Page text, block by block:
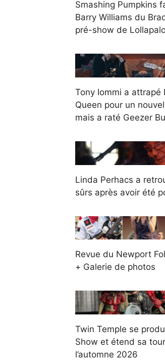
Smashing Pumpkins
Barry Williams du
pré-show de
Tony Iommi a attrapé
Queen pour un
mais a raté Geezer
Linda Perhacs a
sûrs après avoir été
Revue du Newport
+ Galerie de photos
Twin Temple se
Show et étend sa
l’automne 2026